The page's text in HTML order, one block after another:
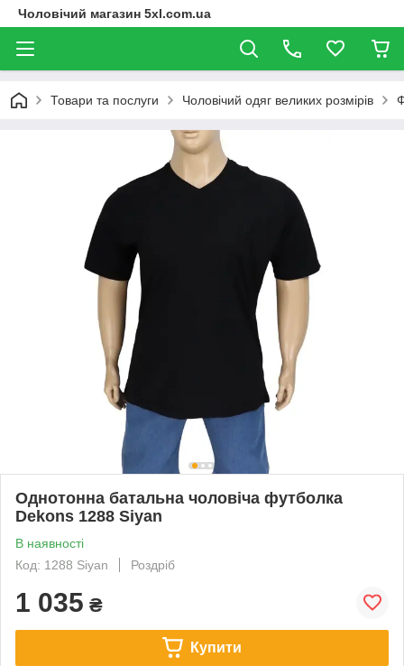
Чоловічий магазин 5xl.com.ua
Товари та послуги Чоловічий одяг великих розмірів
Однотонна батальна чоловіча футболка
Dekons 1288 Siyan
В наявності
Код: 1288 Siyan
Роздріб
1 035 ₴
Купити